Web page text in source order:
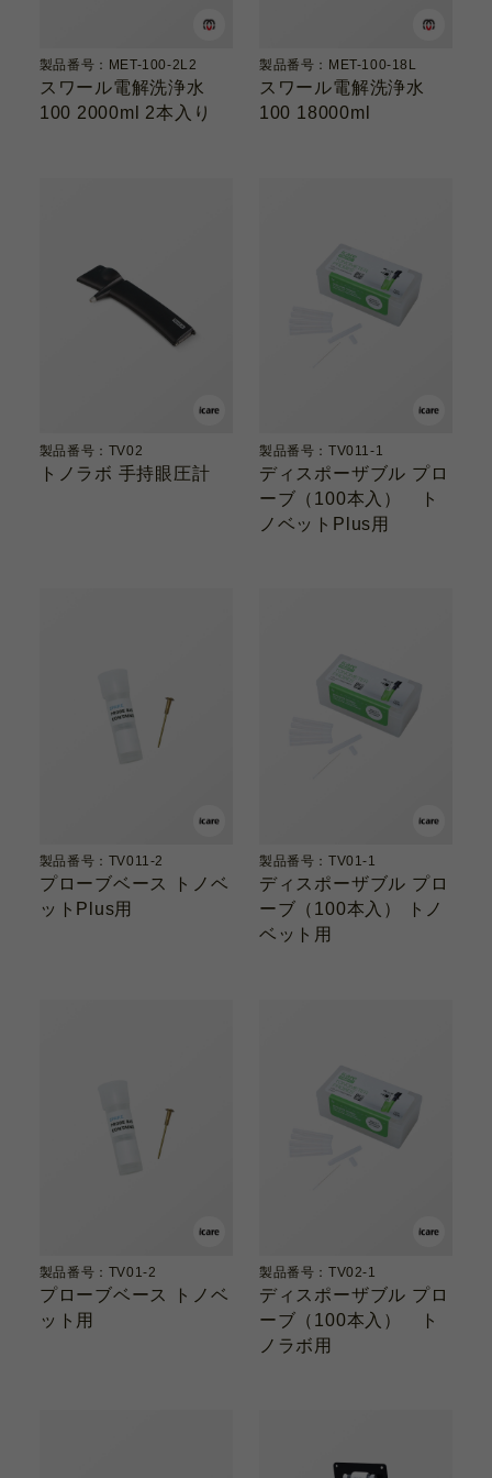
製品番号：MET-100-2L2
スワール電解洗浄水
100 2000ml 2本入り
製品番号：MET-100-18L
スワール電解洗浄水
100 18000ml
製品番号：TV02
トノラボ 手持眼圧計
製品番号：TV011-1
ディスポーザブル プロ
ーブ（100本入） ト
ノベットPlus用
製品番号：TV011-2
プローブベース トノベ
ットPlus用
製品番号：TV01-1
ディスポーザブル プロ
ーブ（100本入） トノ
ベット用
製品番号：TV01-2
プローブベース トノベ
ット用
製品番号：TV02-1
ディスポーザブル プロ
ーブ（100本入） ト
ノラボ用